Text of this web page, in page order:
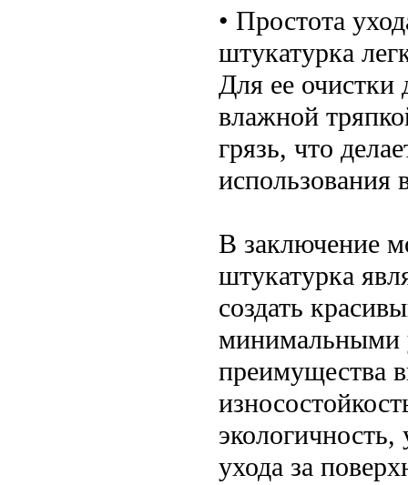
• Простота
штукатурка
Для ее очистки
влажной
грязь, что
В заключение
штукатурка
создать
минимальными
преимущества
ухода за